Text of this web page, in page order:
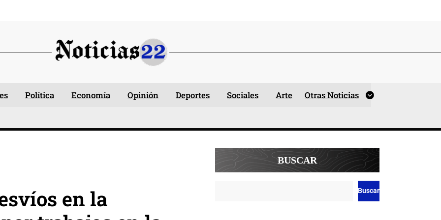
Política Economía Opinión Deportes Sociales Arte Otras Noticias
en la
BUSCAR
Buscar